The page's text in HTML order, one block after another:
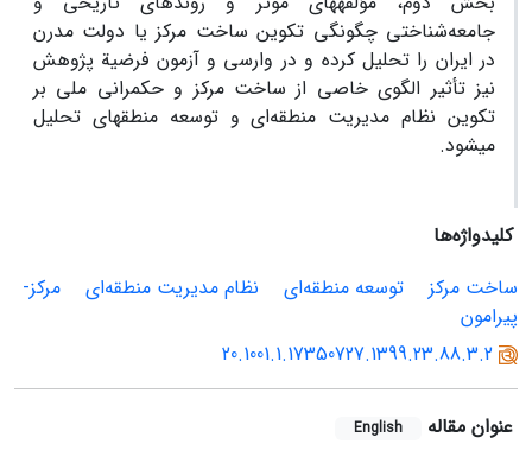
جامعه‌شناختی چگونگی تکوین ساخت مرکز یا دولت مدرن
در ایران را تحلیل کرده و در وارسی و آزمون فرضیة پژوهش
نیز تأثیر الگوی خاصی از ساخت مرکز و حکمرانی ملی بر
تکوین نظام مدیریت منطقه‌ای و توسعه منطقه‎ای تحلیل
می‏شود.
کلیدواژه‌ها
ساخت مرکز
توسعه منطقه‎‌ای نظام مدیریت منطقه‌ای
مرکز-
پیرامون
20.1001.1.17350727.1399.23.88.3.2
عنوان مقاله English